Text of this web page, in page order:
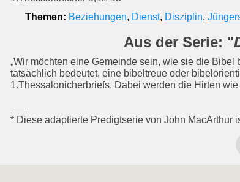
Themen: Beziehungen, Dienst, Disziplin,
Aus der Serie: "
„Wir möchten eine Gemeinde sein, wie sie die
tatsächlich bedeutet, eine bibeltreue oder
1.Thessalonicherbriefs. Dabei werden die Hirten
* Diese adaptierte Predigtserie von John MacArthur